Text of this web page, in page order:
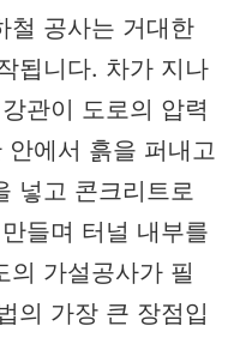
철 공사는 거대한
됩니다. 차가 지나
관이 도로의 압력
에서 흙을 퍼내고
넣고 콘크리트로
들며 터널 내부를
의 가설공사가 필
의 가장 큰 장점입